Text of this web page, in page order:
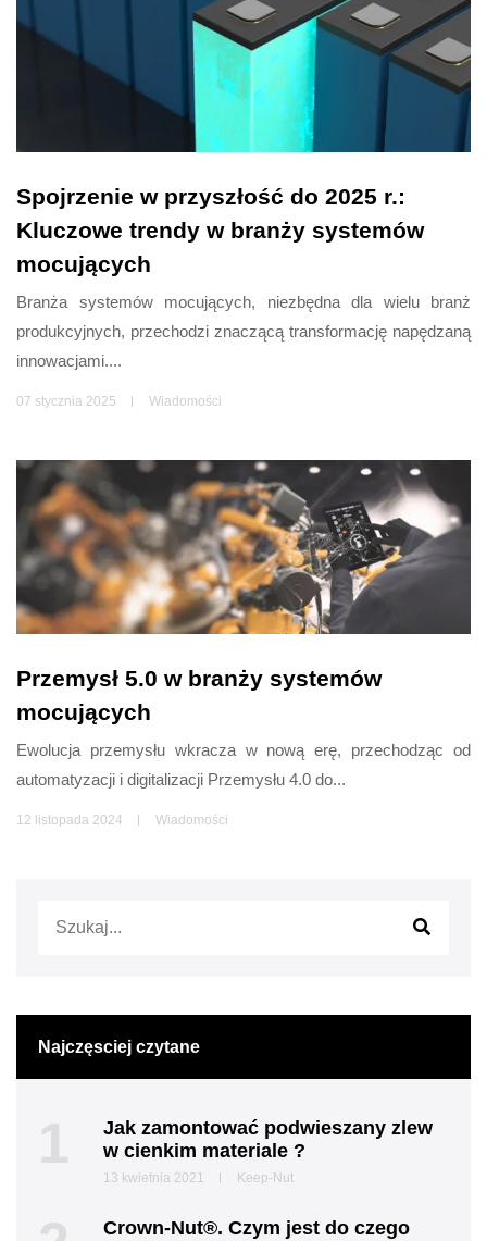
Spojrzenie w przyszłość do 2025 r.:
Kluczowe trendy w branży systemów
mocujących
Branża systemów mocujących, niezbędna dla wielu branż
produkcyjnych, przechodzi znaczącą transformację napędzaną
innowacjami....
07 stycznia 2025 Wiadomości
Przemysł 5.0 w branży systemów
mocujących
Ewolucja przemysłu wkracza w nową erę, przechodząc od
automatyzacji i digitalizacji Przemysłu 4.0 do...
12 listopada 2024 Wiadomości
Najczęsciej czytane
1
Jak zamontować podwieszany zlew
w cienkim materiale ?
13 kwietnia 2021 Keep-Nut
Crown-Nut®. Czym jest do czego